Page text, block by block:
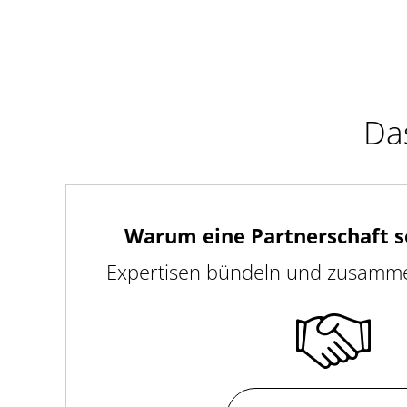
Warum eine Partnerschaft
Expertisen bündeln und